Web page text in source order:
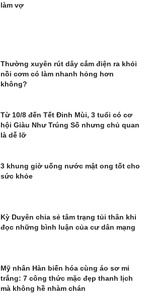
làm vợ
Thường xuyên rút dây cắm điện ra khỏi
nồi cơm có làm nhanh hỏng hơn
không?
Từ 10/8 đến Tết Đinh Mùi, 3 tuổi có cơ
hội Giàu Như Trúng Số nhưng chủ quan
là dễ lỡ
3 khung giờ uống nước mật ong tốt cho
sức khỏe
Kỳ Duyên chia sẻ tâm trạng tủi thân khi
đọc những bình luận của cư dân mạng
Mỹ nhân Hàn biến hóa cùng áo sơ mi
trắng: 7 công thức mặc đẹp thanh lịch
mà không hề nhàm chán